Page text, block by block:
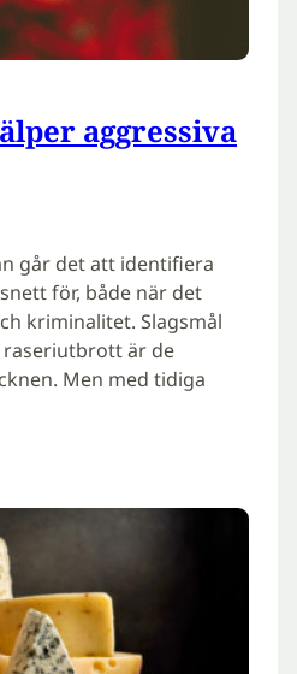
aggressiva
går det att identifiera
för, både när det
kriminalitet. Slagsmål
är de
Men med tidiga